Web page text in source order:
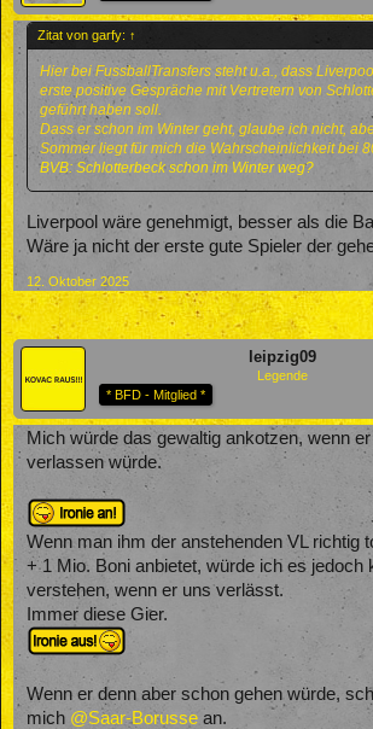
Zitat von garfy: ↑
Hier bei FussballTransfers steht u.a., dass
erste positive Gespräche mit Vertretern von
geführt haben soll.
Dass er schon im Winter geht, glaube ich nicht,
Sommer liegt für mich die Wahrscheinlichkeit bei
BVB: Schlotterbeck schon im Winter weg?
Liverpool wäre genehmigt, besser als die
Wäre ja nicht der erste gute Spieler der
12. Oktober 2025
leipzig09
Legende
* BFD - Mitglied *
Mich würde das gewaltig ankotzen, wenn
verlassen würde.
Wenn man ihm der anstehenden VL richtig
+ 1 Mio. Boni anbietet, würde ich es jedoch
verstehen, wenn er uns verlässt.
Immer diese Gier.
Wenn er denn aber schon gehen würde,
mich @Saar-Borusse an.